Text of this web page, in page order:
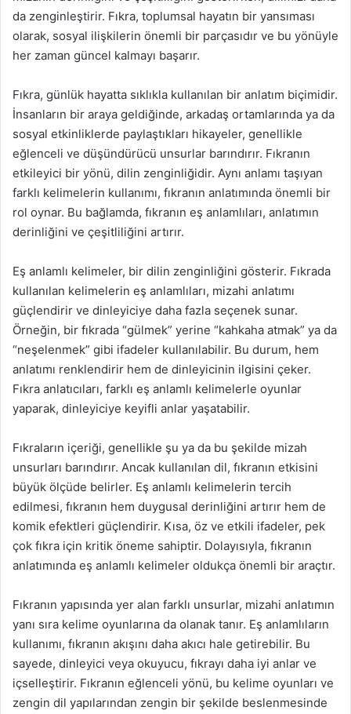
da zenginleştirir. Fıkra, toplumsal hayatın bir yansıması
olarak, sosyal ilişkilerin önemli bir parçasıdır ve bu yönüyle
her zaman güncel kalmayı başarır.
Fıkra, günlük hayatta sıklıkla kullanılan bir anlatım biçimidir.
İnsanların bir araya geldiğinde, arkadaş ortamlarında ya da
sosyal etkinliklerde paylaştıkları hikayeler, genellikle
eğlenceli ve düşündürücü unsurlar barındırır. Fıkranın
etkileyici bir yönü, dilin zenginliğidir. Aynı anlamı taşıyan
farklı kelimelerin kullanımı, fıkranın anlatımında önemli bir
rol oynar. Bu bağlamda, fıkranın eş anlamlıları, anlatımın
derinliğini ve çeşitliliğini artırır.
Eş anlamlı kelimeler, bir dilin zenginliğini gösterir. Fıkrada
kullanılan kelimelerin eş anlamlıları, mizahi anlatımı
güçlendirir ve dinleyiciye daha fazla seçenek sunar.
Örneğin, bir fıkrada “gülmek” yerine “kahkaha atmak” ya da
“neşelenmek” gibi ifadeler kullanılabilir. Bu durum, hem
anlatımı renklendirir hem de dinleyicinin ilgisini çeker.
Fıkra anlatıcıları, farklı eş anlamlı kelimelerle oyunlar
yaparak, dinleyiciye keyifli anlar yaşatabilir.
Fıkraların içeriği, genellikle şu ya da bu şekilde mizah
unsurları barındırır. Ancak kullanılan dil, fıkranın etkisini
büyük ölçüde belirler. Eş anlamlı kelimelerin tercih
edilmesi, fıkranın hem duygusal derinliğini artırır hem de
komik efektleri güçlendirir. Kısa, öz ve etkili ifadeler, pek
çok fıkra için kritik öneme sahiptir. Dolayısıyla, fıkranın
anlatımında eş anlamlı kelimeler oldukça önemli bir araçtır.
Fıkranın yapısında yer alan farklı unsurlar, mizahi anlatımın
yanı sıra kelime oyunlarına da olanak tanır. Eş anlamlıların
kullanımı, fıkranın akışını daha akıcı hale getirebilir. Bu
sayede, dinleyici veya okuyucu, fıkrayı daha iyi anlar ve
içselleştirir. Fıkranın eğlenceli yönü, bu kelime oyunları ve
zengin dil yapılarından zengin bir şekilde beslenmesinde